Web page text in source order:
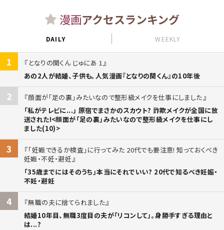
漫画アクセスランキング
DAILY WEEKLY
1
となりの関くん じゅにあ 1
あの2人が結婚、子供も。人気漫画『となりの関くん』の10年後
2
顔面が「足の裏」みたいなので整形級メイクを仕事にしました
「私がテレビに...」 原宿でまさかのスカウト? 詐欺メイクが全国に放
送された!<顔面が「足の裏」みたいなので整形級メイクを仕事にし
ました(10)>
3
「妊娠できるか検査」に行ってみた 20代でも要注意! 知っておくべき
妊娠・不妊・避妊
「35歳までにはそのうち」本当にそれでいい? 20代で知るべき妊娠・
不妊・避妊
4
無職の夫に捨てられました
結婚10年目、無職3度目の夫が「リコンして」。身勝手すぎる理由と
は...?